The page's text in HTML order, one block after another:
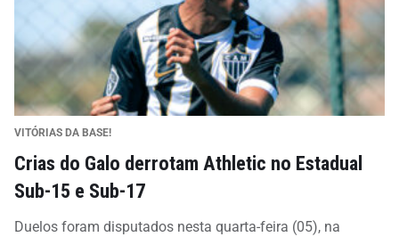
VITÓRIAS DA BASE!
Crias do Galo derrotam Athletic no Estadual
Sub-15 e Sub-17
Duelos foram disputados nesta quarta-feira (05), na